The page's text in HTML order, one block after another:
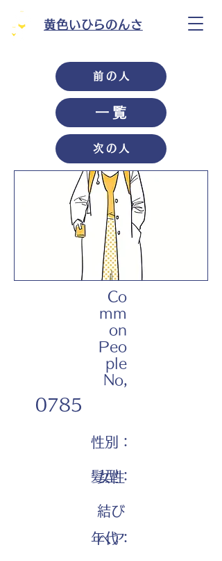
黄色いひらのんさ
前の人
一覧
次の人
Co
mm
on
Peo
ple
No,
0785
性別：
女性
髪型：
結び
ヘア
年代：